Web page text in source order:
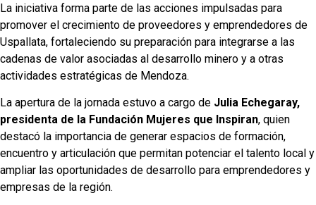
La iniciativa forma parte de las acciones impulsadas para
promover el crecimiento de proveedores y emprendedores de
Uspallata, fortaleciendo su preparación para integrarse a las
cadenas de valor asociadas al desarrollo minero y a otras
actividades estratégicas de Mendoza.
La apertura de la jornada estuvo a cargo de Julia Echegaray,
presidenta de la Fundación Mujeres que Inspiran, quien
destacó la importancia de generar espacios de formación,
encuentro y articulación que permitan potenciar el talento local y
ampliar las oportunidades de desarrollo para emprendedores y
empresas de la región.